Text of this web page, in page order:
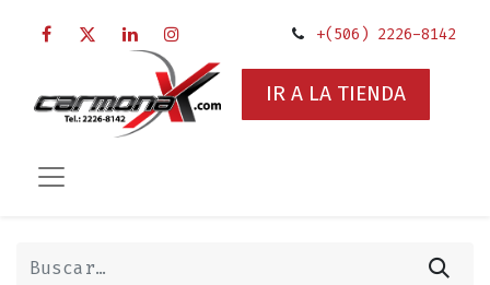
+(506) 2226-8142
IR A LA TIENDA